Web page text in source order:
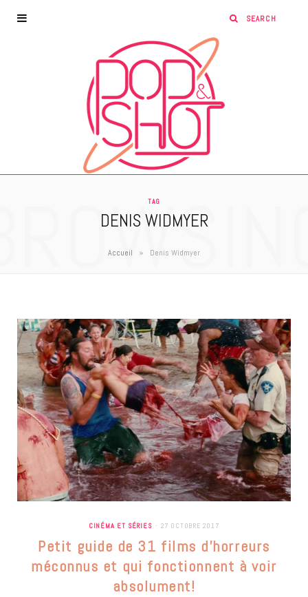
TAG
DENIS WIDMYER
Accueil » Denis Widmyer
CINÉMA ET SÉRIES 27 OCTOBRE 2017
Petit guide de 31 films d’horreurs
méconnus et qui fonctionnent à voir
absolument!